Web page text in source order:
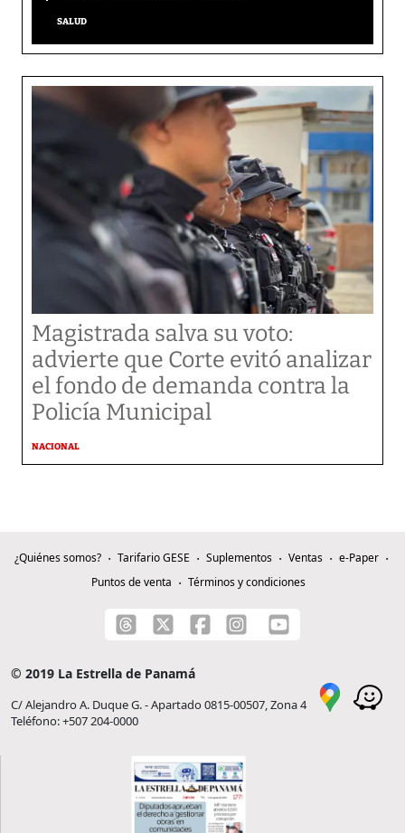
SALUD
Magistrada salva su voto:
advierte que Corte evitó analizar
el fondo de demanda contra la
Policía Municipal
NACIONAL
¿Quiénes somos? Tarifario GESE Suplementos Ventas
e-Paper
Puntos de venta
Términos y condiciones
© 2019 La Estrella de Panamá
C/ Alejandro A. Duque G. - Apartado 0815-00507, Zona 4
Teléfono: +507 204-0000